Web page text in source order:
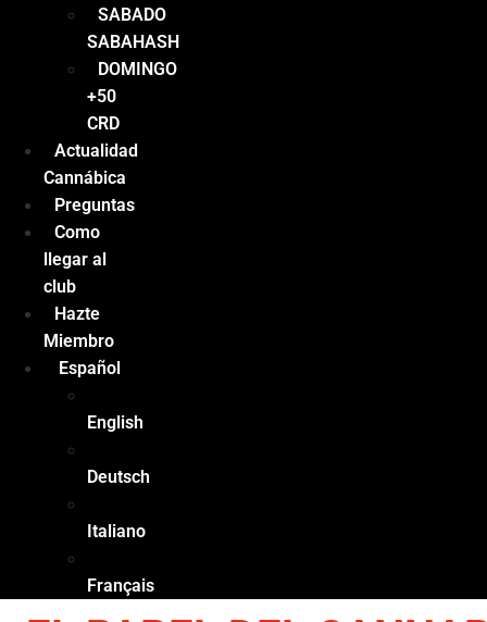
SABADO
SABAHASH
DOMINGO
+50
CRD
Actualidad
Cannábica
Preguntas
Como
llegar al
club
Hazte
Miembro
Español
English
Deutsch
Italiano
Français